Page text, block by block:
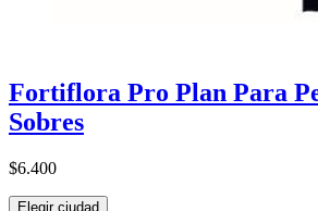
Fortiflora Pro Plan Para
Sobres
$6.400
Elegir ciudad